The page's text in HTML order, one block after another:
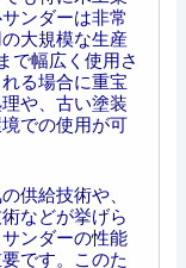
ンダーは非常
大規模な生産
で幅広く使用さ
る場合に重宝
や、古い塗装
での使用が可
供給技術や、
などが挙げら
ンダーの性能
です。このた